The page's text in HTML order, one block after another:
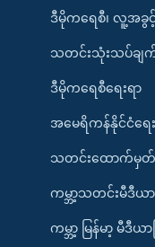
ဒီမိုကရေစီ၊ လူ့အခွင့်
သတင်းသုံးသပ်ချ
ဒီမိုကရေစီရေးရာ
အမေရိကန်နိုင်ငံရေး
သတင်းထောက်မှ
ကမ္ဘာ့သတင်းမီဒီယ
ကမ္ဘာ့ မြန်မာ့ မီဒီယ